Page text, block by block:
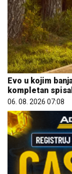
Evo u kojim
kompletan
06. 08. 2026 07:08